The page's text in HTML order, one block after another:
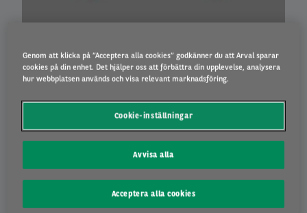
Genom att klicka på ”Acceptera alla cookies” godkänner du att Arval sparar
cookies på din enhet. Det hjälper oss att förbättra din upplevelse, analysera
hur webbplatsen används och visa relevant marknadsföring.
Cookie-inställningar
Avvisa alla
Acceptera alla cookies